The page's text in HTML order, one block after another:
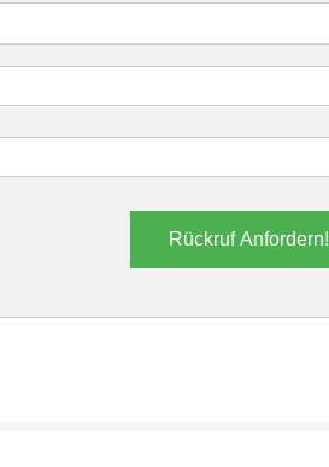
Rückruf Anfordern!